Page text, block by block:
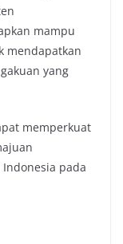
mampu
mendapatkan
yang
memperkuat
pada